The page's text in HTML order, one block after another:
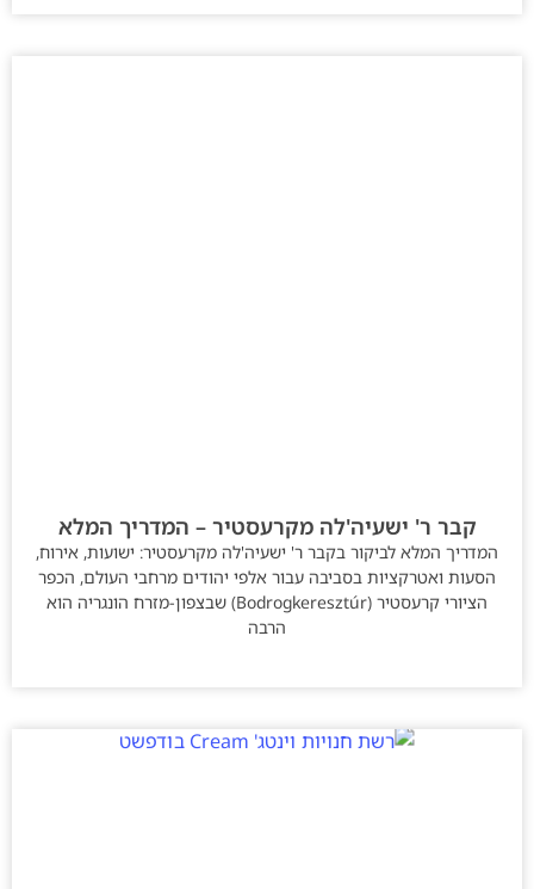
קבר ר' ישעיה'לה מקרעסטיר – המדריך המלא
המדריך המלא לביקור בקבר ר' ישעיה'לה מקרעסטיר: ישועות, אירוח,
הסעות ואטרקציות בסביבה עבור אלפי יהודים מרחבי העולם, הכפר
הציורי קרעסטיר (Bodrogkeresztúr) שבצפון-מזרח הונגריה הוא
הרבה